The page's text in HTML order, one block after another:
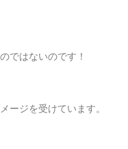
ではないのです！
ージを受けています。